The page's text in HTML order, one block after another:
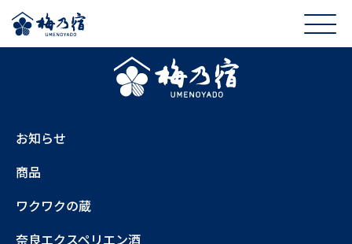
お知らせ
商品
ワクワクの蔵
奈良エクスペリエン酒